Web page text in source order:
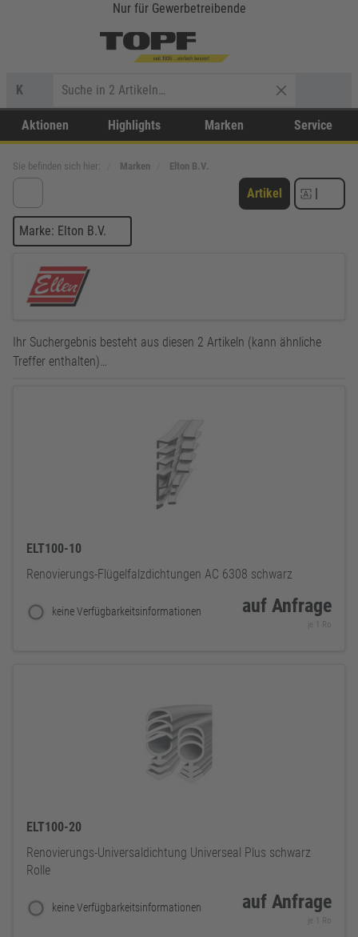
Nur für Gewerbetreibende
K
Aktionen Highlights Marken Service
Sie befinden sich hier: Marken Elton B.V.
Artikel |
Marke: Elton B.V.
Ihr Suchergebnis besteht aus diesen 2 Artikeln (kann ähnliche
Treffer enthalten)…
ELT100-10
Renovierungs-Flügelfalzdichtungen AC 6308 schwarz
keine Verfügbarkeitsinformationen auf Anfrage
je 1 Ro
ELT100-20
Renovierungs-Universaldichtung Universeal Plus schwarz
Rolle
keine Verfügbarkeitsinformationen auf Anfrage
je 1 Ro